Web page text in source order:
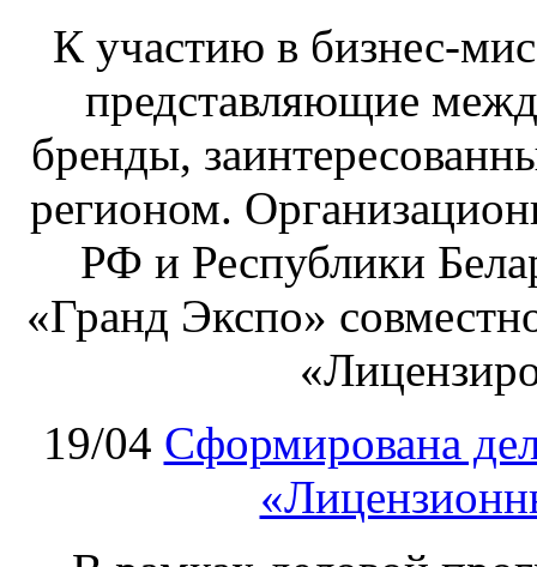
К участию в
представляющие
бренды,
регионом.
РФ и Республики
«Гранд Экспо»
19/04 Сформирована